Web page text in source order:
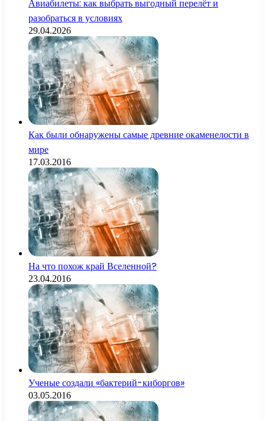
Авиабилеты: как выбрать выгодный перелёт и
разобраться в условиях
29.04.2026
Как были обнаружены самые древние окаменелости в
мире
17.03.2016
На что похож край Вселенной?
23.04.2016
Ученые создали «бактерий-киборгов»
03.05.2016